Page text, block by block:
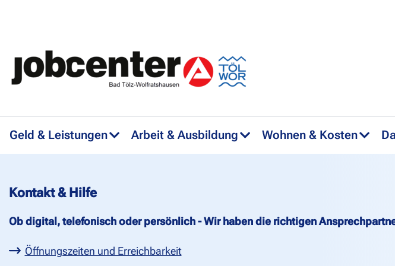
Geld & Leistungen Arbeit & Ausbildung Wohnen & Kosten
Kontakt & Hilfe
Ob digital, telefonisch oder persönlich - Wir haben die richtigen
Öffnungszeiten und Erreichbarkeit